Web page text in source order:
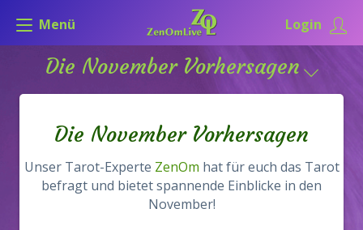
Menü Login
Die November Vorhersagen
Die November Vorhersagen
Unser Tarot-Experte ZenOm hat für euch das Tarot
befragt und bietet spannende Einblicke in den
November!